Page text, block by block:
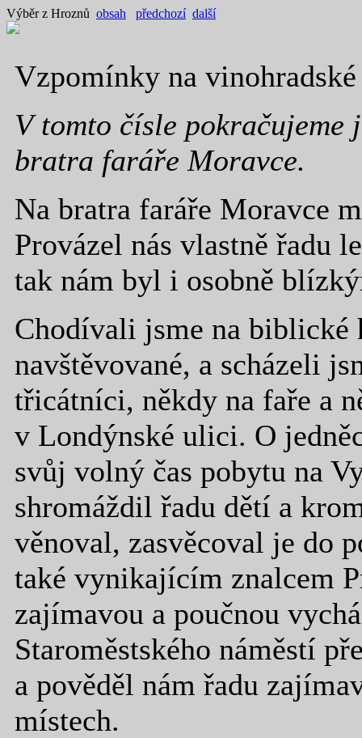
Výběr z Hroznů obsah předchozí další
Vzpomínky na
V tomto čísle pokračujeme
bratra faráře Moravce.
Na bratra faráře Moravce
Provázel nás vlastně řadu
tak nám byl i osobně
Chodívali jsme na biblické
navštěvované, a scházeli
třicátníci, někdy na faře a
v Londýnské ulici. O
svůj volný čas pobytu na
shromáždil řadu dětí a
věnoval, zasvěcoval je do
také vynikajícím znalcem
zajímavou a poučnou
Staroměstského náměstí
a pověděl nám řadu
místech.